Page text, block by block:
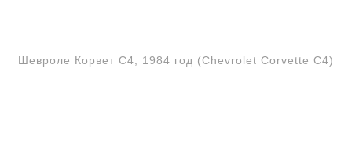
Шевроле Корвет C4, 1984 год (Chevrolet Corvette C4)